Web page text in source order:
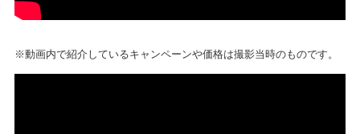
※動画内で紹介しているキャンペーンや価格は撮影当時のものです。